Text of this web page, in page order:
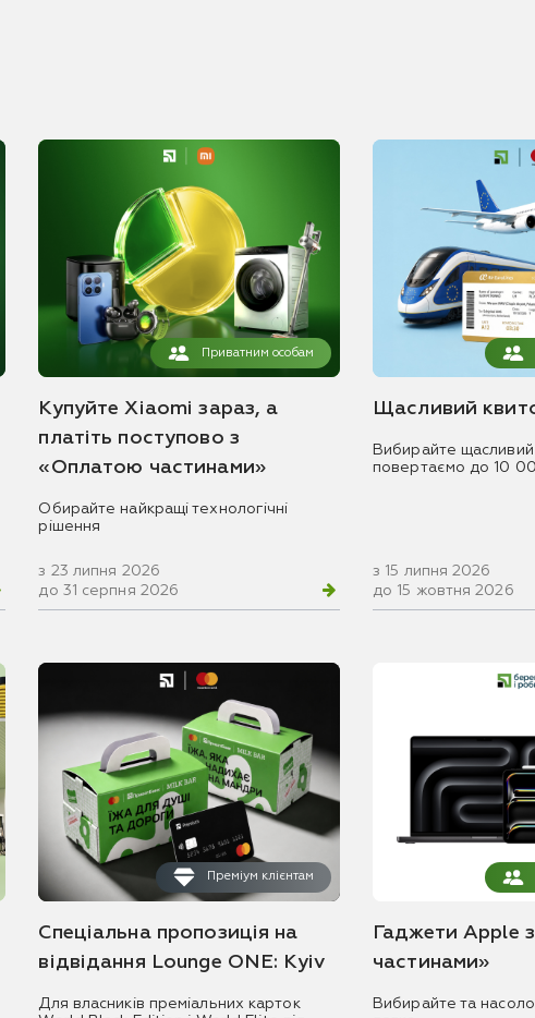
Приватним особам
Купуйте Xiaomi зараз, а
платіть поступово з
«Оплатою частинами»
Обирайте найкращі технологічні
рішення
з 23 липня 2026
до 31 серпня 2026
Щасливий
Вибирайте
повертаємо до 10
з 15 липня 2026
до 15 жовтня 2026
Преміум клієнтам
Спеціальна пропозиція на
відвідання Lounge ONE: Kyiv
Для власників преміальних карток
Гаджети Apple
частинами»
Вибирайте та